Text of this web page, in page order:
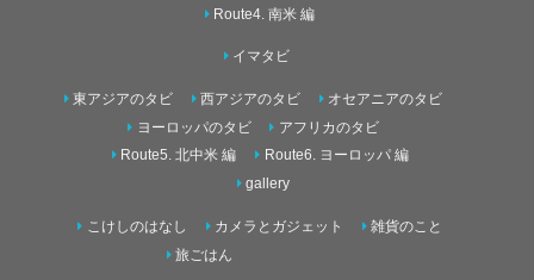
Route4. 南米 編
イマタビ
東アジアのタビ 西アジアのタビ
オセアニアのタビ
ヨーロッパのタビ
アフリカのタビ
Route5. 北中米 編
Route6. ヨーロッパ 編
gallery
こけしのはなし カメラとガジェット
雑貨のこと
旅ごはん